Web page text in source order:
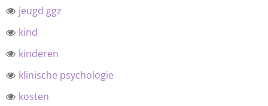
jeugd ggz
kind
kinderen
klinische psychologie
kosten